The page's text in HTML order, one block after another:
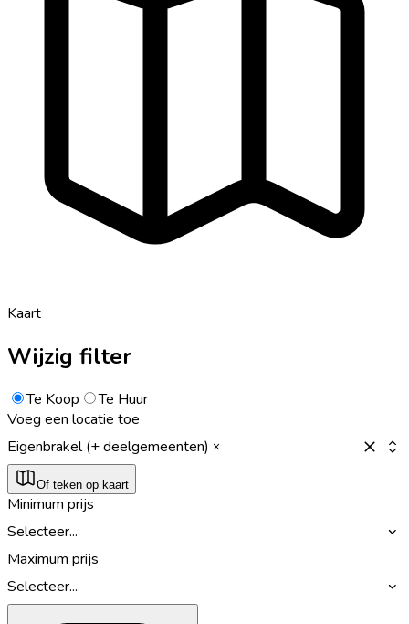
Kaart
Wijzig filter
Te Koop
Te Huur
Voeg een locatie toe
Eigenbrakel (+ deelgemeenten)
Of teken op kaart
Minimum prijs
Selecteer...
Maximum prijs
Selecteer...